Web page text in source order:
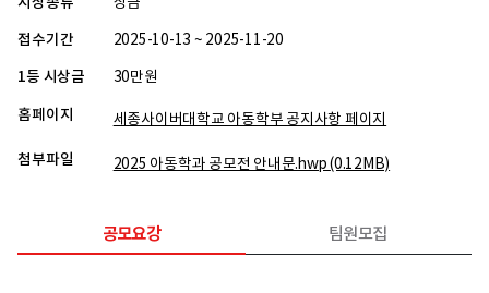
접수기간 2025-10-13 ~ 2025-11-20
1등 시상금 30만원
홈페이지 세종사이버대학교 아동학부 공지사항 페이지
첨부파일 2025 아동학과 공모전 안내문.hwp(0.12MB)
공모요강 팀원모집